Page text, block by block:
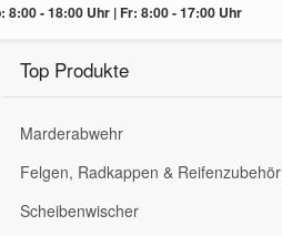
8:00 - 18:00 Uhr | Fr: 8:00 - 17:00 Uhr
Top Produkte
Marderabwehr
Felgen, Radkappen & Reifenzubehör
Scheibenwischer